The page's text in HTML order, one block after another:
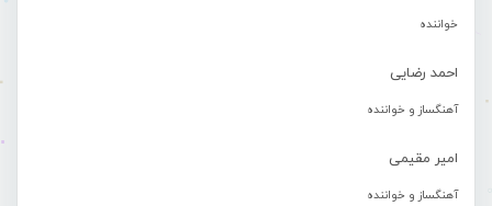
خواننده
احمد رضایی
آهنگساز و خواننده
امیر مقیمی
آهنگساز و خواننده